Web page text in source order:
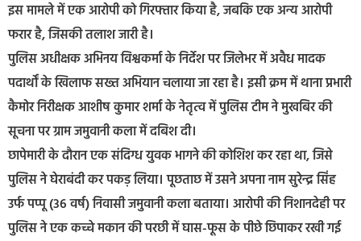
इस मामले में एक आरोपी को गिरफ्तार किया है, जबकि एक अन्य आरोपी
फरार है, जिसकी तलाश जारी है।
पुलिस अधीक्षक अभिनय विश्वकर्मा के निर्देश पर जिलेभर में अवैध मादक
पदार्थों के खिलाफ सख्त अभियान चलाया जा रहा है। इसी क्रम में थाना प्रभारी
कैमोर निरीक्षक आशीष कुमार शर्मा के नेतृत्व में पुलिस टीम ने मुखबिर की
सूचना पर ग्राम जमुवानी कला में दबिश दी।
छापेमारी के दौरान एक संदिग्ध युवक भागने की कोशिश कर रहा था, जिसे
पुलिस ने घेराबंदी कर पकड़ लिया। पूछताछ में उसने अपना नाम सुरेन्द्र सिंह
उर्फ पप्पू (36 वर्ष) निवासी जमुवानी कला बताया। आरोपी की निशानदेही पर
पुलिस ने एक कच्चे मकान की परछी में घास-फूस के पीछे छिपाकर रखी गई